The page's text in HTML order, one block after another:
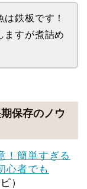
鉄板です！
ますが煮詰め
保存のノウ
！簡単すぎる
心者でも
）